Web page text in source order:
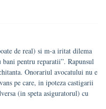
de real) si m-a iritat dilema
pentru reparatii”. Rapunsul
Onorariul avocatului nu e
pe care, in ipoteza castigarii
(in speta asiguratorul) cu